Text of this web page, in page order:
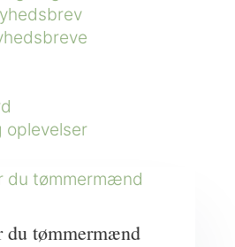
oplevelser
du tømmermænd